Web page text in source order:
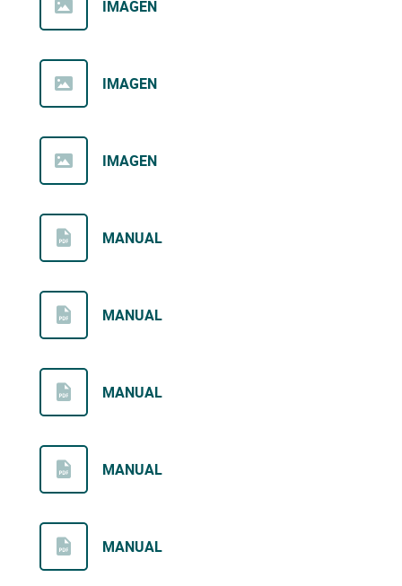
IMAGEN
IMAGEN
IMAGEN
MANUAL
MANUAL
MANUAL
MANUAL
MANUAL